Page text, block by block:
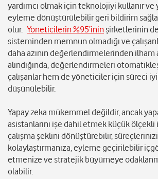
yardımcı olmak için teknolojiyi kullanır
eyleme dönüştürülebilir geri bildirim
olur. Yöneticilerin %95’inin şirketlerinin
sisteminden memnun olmadığı ve
daha azının değerlendirmelerinden ilham
alındığında, değerlendirmeleri
çalışanlar hem de yöneticiler için süreci
düşünülebilir.
Yapay zeka mükemmel değildir, ancak
asistanlarını işe dahil etmek küçük
çalışma şeklini dönüştürebilir, süreçlerinizi
kolaylaştırmanıza, eyleme geçirilebilir
etmenize ve stratejik büyümeye
olabilir.